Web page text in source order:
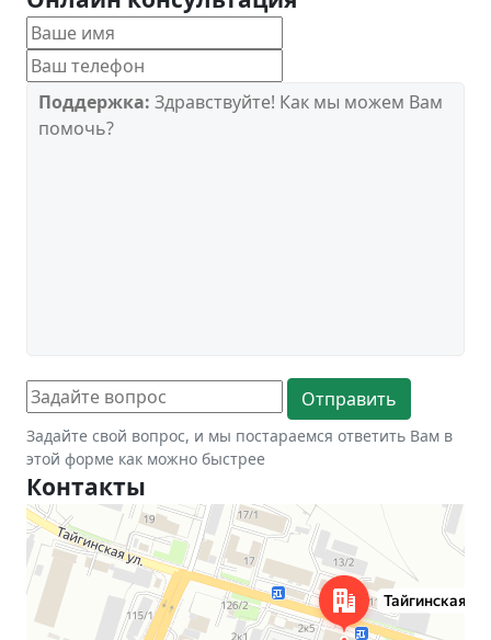
Поддержка: Здравствуйте! Как мы можем Вам
помочь?
Задайте свой вопрос, и мы постараемся ответить Вам в
этой форме как можно быстрее
Контакты
Новосибирск
Тайгинская улица, 2 на карте Новосибирска — Яндекс Карты